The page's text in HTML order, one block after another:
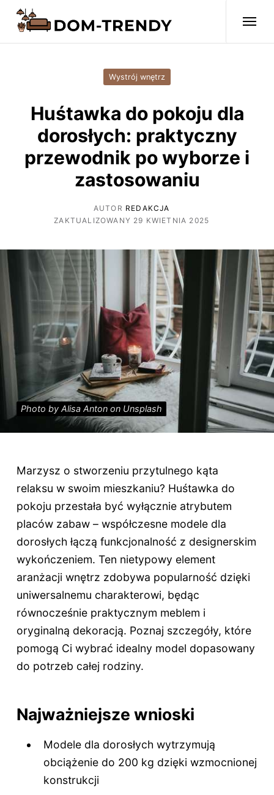
Wystrój wnętrz
Huśtawka do pokoju dla
dorosłych: praktyczny
przewodnik po wyborze i
zastosowaniu
AUTOR REDAKCJA
ZAKTUALIZOWANY 29 KWIETNIA 2025
Photo by Alisa Anton on Unsplash
Marzysz o stworzeniu przytulnego kąta
relaksu w swoim mieszkaniu? Huśtawka do
pokoju przestała być wyłącznie atrybutem
placów zabaw – współczesne modele dla
dorosłych łączą funkcjonalność z designerskim
wykończeniem. Ten nietypowy element
aranżacji wnętrz zdobywa popularność dzięki
uniwersalnemu charakterowi, będąc
równocześnie praktycznym meblem i
oryginalną dekoracją. Poznaj szczegóły, które
pomogą Ci wybrać idealny model dopasowany
do potrzeb całej rodziny.
Najważniejsze wnioski
Modele dla dorosłych wytrzymują
obciążenie do 200 kg dzięki wzmocnionej
konstrukcji